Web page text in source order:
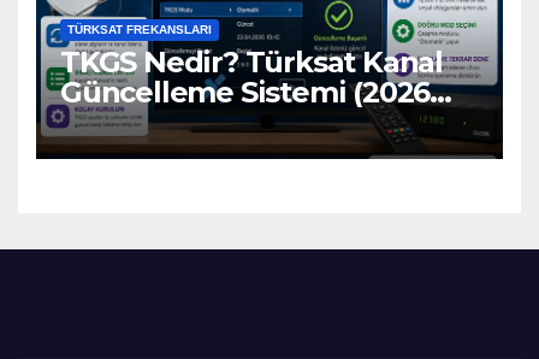
TÜRKSAT FREKANSLARI
TKGS Nedir? Türksat Kanal
Güncelleme Sistemi (2026
Ayarları)